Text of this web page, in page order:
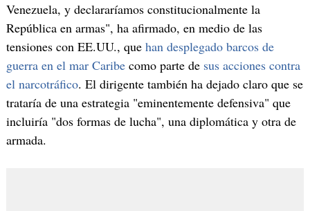
Venezuela, y declararíamos constitucionalmente la
República en armas", ha afirmado, en medio de las
tensiones con EE.UU., que han desplegado barcos de
guerra en el mar Caribecomo parte de sus acciones contra
el narcotráfico. El dirigente también ha dejado claro que se
trataría de una estrategia "eminentemente defensiva" que
incluiría "dos formas de lucha", una diplomática y otra de
armada.